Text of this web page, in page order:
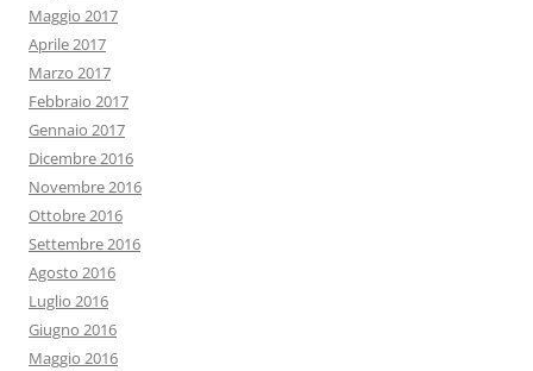
Maggio 2017
Aprile 2017
Marzo 2017
Febbraio 2017
Gennaio 2017
Dicembre 2016
Novembre 2016
Ottobre 2016
Settembre 2016
Agosto 2016
Luglio 2016
Giugno 2016
Maggio 2016